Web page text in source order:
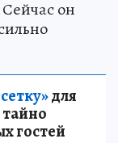
он
для
гостей